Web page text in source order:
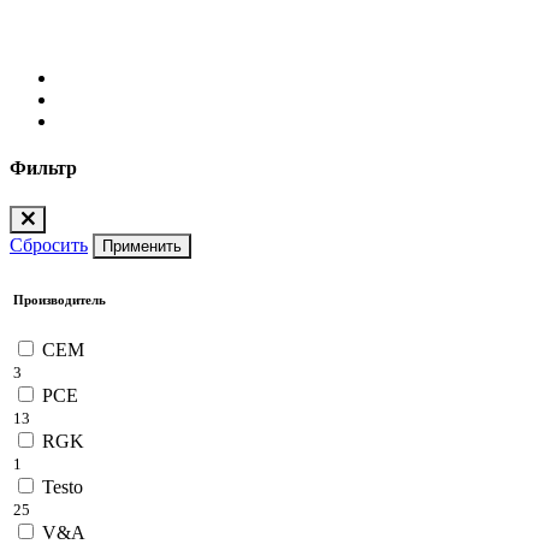
Фильтр
Сбросить Применить
Производитель
CEM
3
PCE
13
RGK
1
Testo
25
V&A